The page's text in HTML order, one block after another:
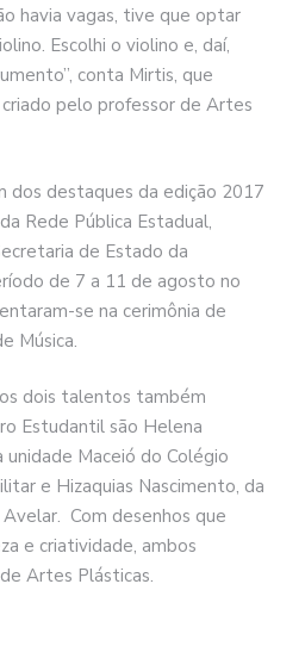
havia vagas, tive que optar
Escolhi o violino e, daí,
conta Mirtis, que
pelo professor de Artes
dos destaques da edição 2017
Rede Pública Estadual,
de Estado da
de 7 a 11 de agosto no
se na cerimônia de
Música.
dois talentos também
Estudantil são Helena
Maceió do Colégio
e Hizaquias Nascimento, da
Com desenhos que
e criatividade, ambos
Artes Plásticas.